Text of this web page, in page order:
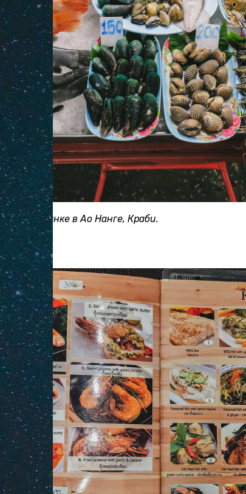
рынке в Ао Нанге, Краби.